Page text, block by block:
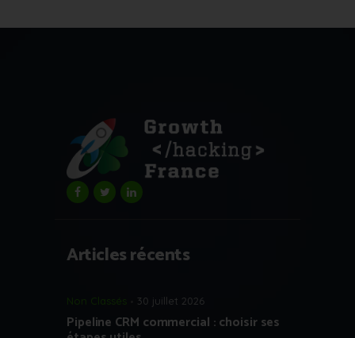
Articles récents
Non Classés 30 juillet 2026
Pipeline CRM commercial : choisir ses